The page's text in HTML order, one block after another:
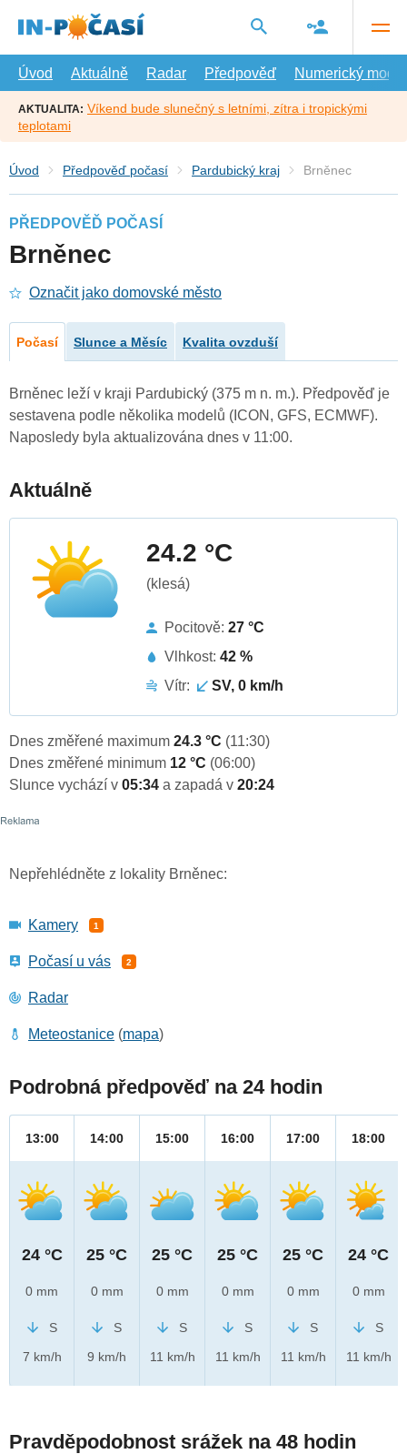
hlavní
Úvod
Aktuálně Radar Předpověď Numerický model
AKTUALITA: Víkend bude slunečný s letními, zítra i tropickými
teplotami
Úvod Předpověď počasí Pardubický kraj Brněnec
PŘEDPOVĚĎ POČASÍ
Brněnec
Označit jako domovské město
Počasí Slunce a Měsíc Kvalita ovzduší
Brněnec leží v kraji Pardubický (375 m n. m.). Předpověď je
sestavena podle několika modelů (ICON, GFS, ECMWF).
Naposledy byla aktualizována dnes v 11:00.
Aktuálně
24.2 °C
(klesá)
Pocitově: 27 °C
Vlhkost: 42 %
Vítr:
SV, 0 km/h
Dnes změřené maximum 24.3 °C (11:30)
Dnes změřené minimum 12 °C (06:00)
Slunce vychází v 05:34 a zapadá v 20:24
Nepřehlédněte z lokality Brněnec:
Kamery 1
Počasí u vás 2
Radar
Meteostanice (mapa)
Podrobná předpověď na 24 hodin
13:00
24 °C
0 mm
S
7 km/h
14:00
25 °C
0 mm
S
9 km/h
15:00
25 °C
0 mm
S
11 km/h
16:00
25 °C
0 mm
S
11 km/h
17:00
25 °C
0 mm
S
11 km/h
18:00
24 °C
0 mm
S
11 km/h
Pravděpodobnost srážek na 48 hodin